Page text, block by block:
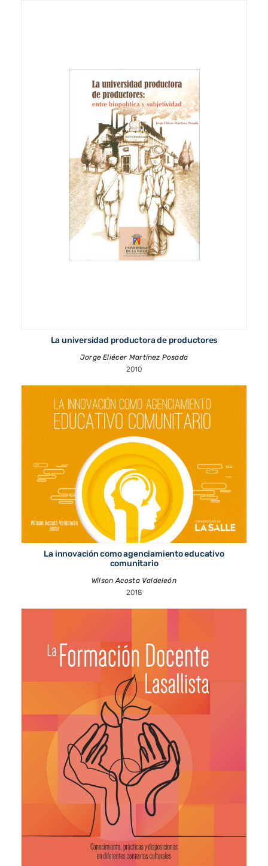
La universidad productora de productores
Jorge Eliécer Martínez Posada
2010
La innovación como agenciamiento educativo
comunitario
Wilson Acosta Valdeleón
2018